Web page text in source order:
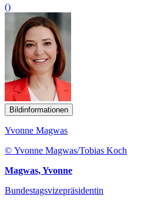
()
Bildinformationen
Yvonne Magwas
© Yvonne Magwas/Tobias Koch
Magwas, Yvonne
Bundestagsvizepräsidentin